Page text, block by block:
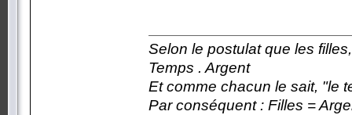
Selon le postulat que les
Temps . Argent
Et comme chacun le sait, "le
Par conséquent : Filles =